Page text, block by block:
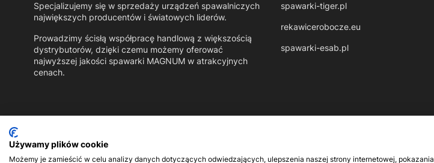
Specjalizujemy się w sprzedaży urządzeń spawalniczych
największych producentów i światowych liderów.
Prowadzimy ścisłą współpracę handlową z większością
dystrybutorów, dzięki czemu możemy oferować
najwyższej jakości spawarki MAGNUM w atrakcyjnych
cenach.
spawarki-tiger.pl
rekawicerobocze.eu
spawarki-esab.pl
Używamy plików cookie
Możemy je zamieścić w celu analizy danych dotyczących odwiedzających, ulepszenia naszej strony internetowej, pokazania